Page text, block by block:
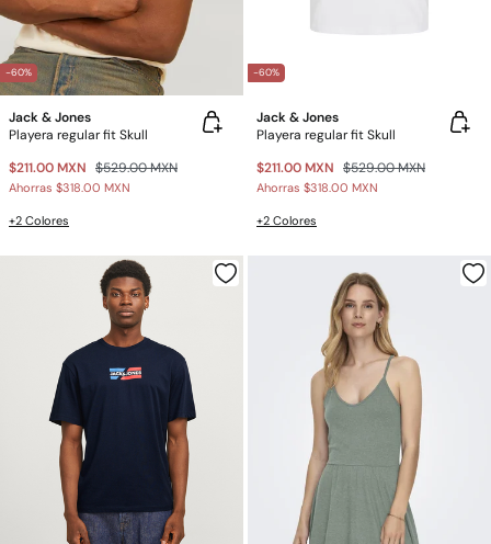
-60%
Jack & Jones
Playera regular fit Skull
$211.00 MXN $529.00 MXN
Ahorras $318.00 MXN
+2 Colores
-60%
Jack & Jones
Playera regular fit Skull
$211.00 MXN $529.00 MXN
Ahorras $318.00 MXN
+2 Colores